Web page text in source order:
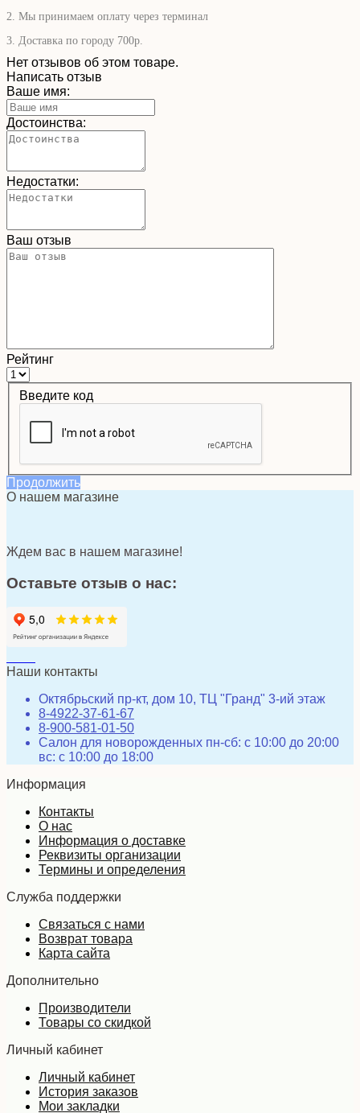
2. Мы принимаем оплату через терминал
3. Доставка по городу 700р.
Нет отзывов об этом товаре.
Написать отзыв
Ваше имя:
Достоинства:
Недостатки:
Ваш отзыв
Рейтинг
Введите код
Продолжить
О нашем магазине
Ждем вас в нашем магазине!
Оставьте отзыв о нас:
Наши контакты
Октябрьский пр-кт, дом 10, ТЦ "Гранд" 3-ий этаж
8-4922-37-61-67
8-900-581-01-50
Салон для новорожденных пн-сб: с 10:00 до 20:00
вс: с 10:00 до 18:00
Информация
Контакты
О нас
Информация о доставке
Реквизиты организации
Термины и определения
Служба поддержки
Связаться с нами
Возврат товара
Карта сайта
Дополнительно
Производители
Товары со скидкой
Личный кабинет
Личный кабинет
История заказов
Мои закладки